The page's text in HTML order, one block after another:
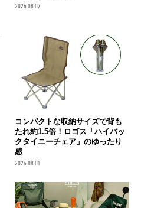
2026.08.07
コンパクトな収納サイズで背も
たれ約1.5倍！ロゴス「ハイバッ
クタイニーチェア」のゆったり
感
2026.08.01